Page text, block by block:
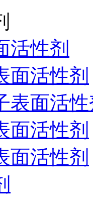
活性剂
面活性剂
表面活
面活性剂
面活性剂